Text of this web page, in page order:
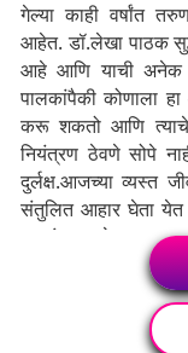
गेल्या काही वर्षांत
आहेत. डॉ.लेखा पाठक
आहे आणि याची अनेक
पालकांपैकी कोणाला
करू शकतो आणि
नियंत्रण ठेवणे सोपे
दुर्लक्ष.आजच्या व्यस्त
संतुलित आहार घेता
अवलंबून आहेत.
समावेश आहे, ज्यामुळे
परिणाम